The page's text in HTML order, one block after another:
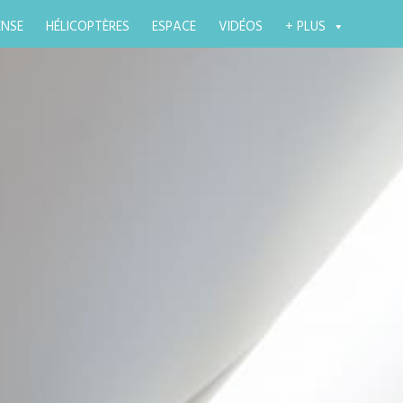
HÉLICOPTÈRES ESPACE VIDÉOS + PLUS